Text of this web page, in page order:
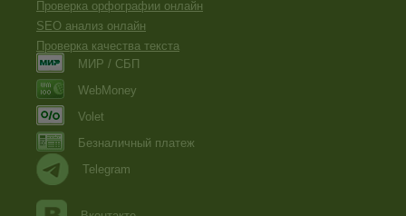
Проверка орфографии онлайн
SEO анализ онлайн
Проверка качества текста
МИР / СБП
WebMoney
Volet
Безналичный платеж
Telegram